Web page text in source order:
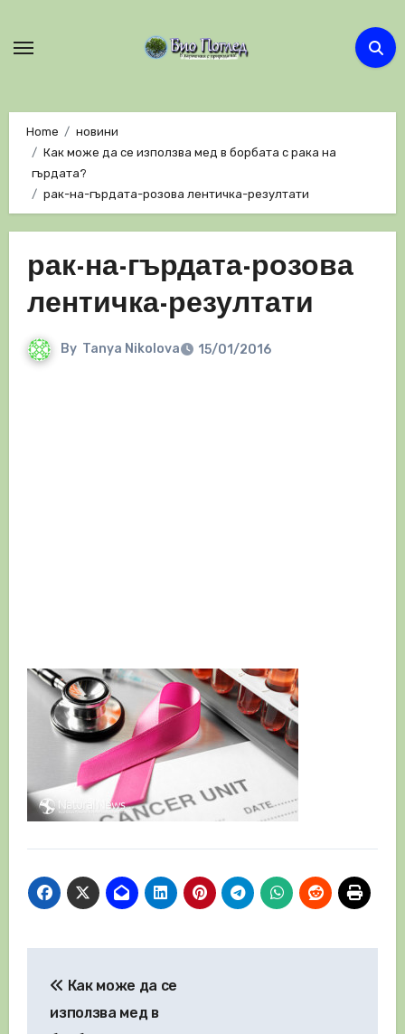
Home
новини
Как може да се използва мед в борбата с рака на
гърдата?
рак-на-гърдата-розова лентичка-резултати
рак-на-гърдата-розова
лентичка-резултати
By Tanya Nikolova 15/01/2016
Как може да се
използва мед в